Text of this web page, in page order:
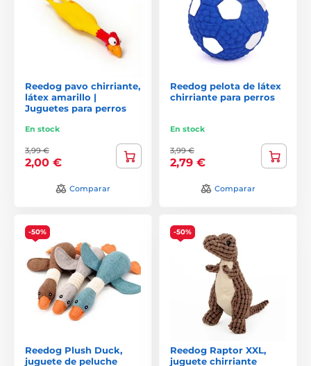
Reedog pavo chirriante,
látex amarillo |
Juguetes para perros
En stock
3,99 €
2,00 €
Comparar
Reedog pelota de látex
chirriante para perros
En stock
3,99 €
2,79 €
Comparar
-50%
Reedog Plush Duck,
juguete de peluche
-50%
Reedog Raptor XXL,
juguete chirriante